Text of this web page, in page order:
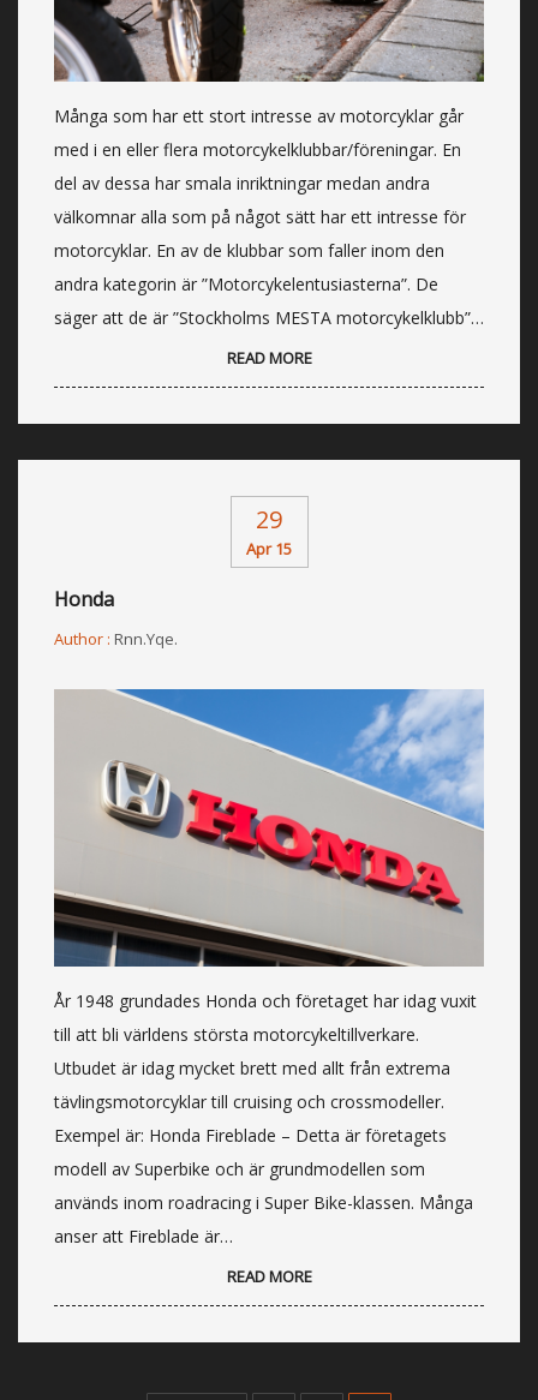
Många som har ett stort intresse av motorcyklar går
med i en eller flera motorcykelklubbar/föreningar. En
del av dessa har smala inriktningar medan andra
välkomnar alla som på något sätt har ett intresse för
motorcyklar. En av de klubbar som faller inom den
andra kategorin är ”Motorcykelentusiasterna”. De
säger att de är ”Stockholms MESTA motorcykelklubb”…
READ MORE
29
Apr 15
Honda
Author : Rnn.yqe.
År 1948 grundades Honda och företaget har idag vuxit
till att bli världens största motorcykeltillverkare.
Utbudet är idag mycket brett med allt från extrema
tävlingsmotorcyklar till cruising och crossmodeller.
Exempel är: Honda Fireblade – Detta är företagets
modell av Superbike och är grundmodellen som
används inom roadracing i Super Bike-klassen. Många
anser att Fireblade är…
READ MORE